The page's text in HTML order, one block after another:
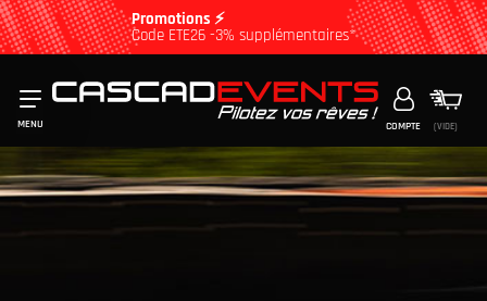
Promotions ⚡
Code ETE26 -3% supplémentaires*
MENU COMPTE (VIDE)